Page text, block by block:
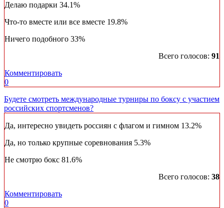
Делаю подарки 34.1%
Что-то вместе или все вместе 19.8%
Ничего подобного 33%
Всего голосов: 91
Комментировать
0
Будете смотреть международные турниры по боксу с участием
российских спортсменов?
Да, интересно увидеть россиян с флагом и гимном 13.2%
Да, но только крупные соревнования 5.3%
Не смотрю бокс 81.6%
Всего голосов: 38
Комментировать
0